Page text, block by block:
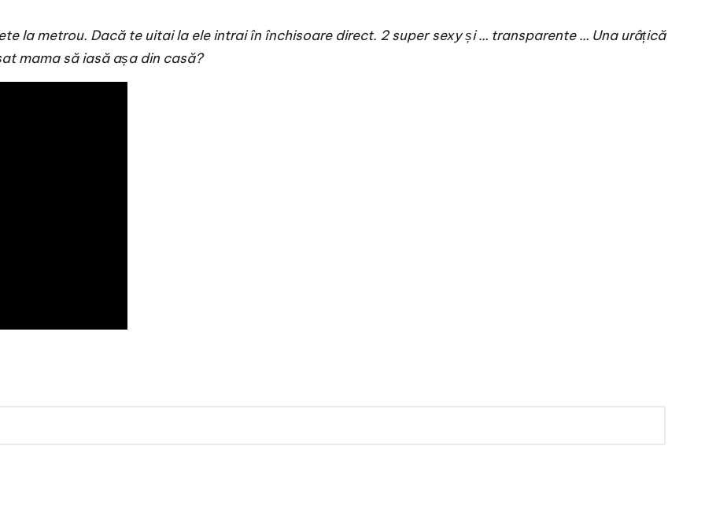
la metrou. Dacă te uitai la ele intrai în închisoare direct. 2 super sexy și … transparente … Una urâțică
mama să iasă așa din casă?